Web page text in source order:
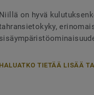
Niillä on hyvä
HALUATKO TIETÄÄ LISÄÄ